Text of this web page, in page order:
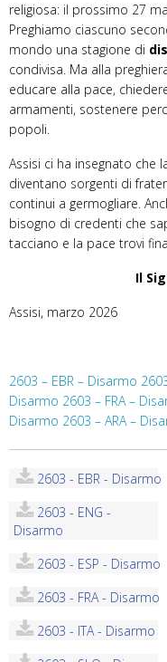
religiosa: il prossimo 27
Preghiamo ciascuno
mondo una stagione di
condivisa. Ma alla
educare alla pace,
armamenti, sostenere
popoli.
Assisi ci ha insegnato che
diventano sorgenti di
continui a germogliare.
bisogno di credenti che
tacciano e la pace trovi
Il
Assisi, marzo 2026
2603 – EBR – Disarmo
Disarmo 2603 – FRA –
Disarmo 2603 – ARA –
2603 - EBR - Disarmo
2603 - ENG -
Disarmo
2603 - ESP - Disarmo
2603 - FRA - Disarmo
2603 - ITA - Disarmo